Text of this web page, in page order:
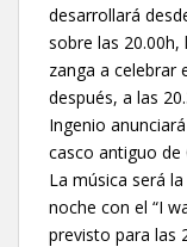
desarrollará
sobre las
zanga a celebrar
después, a las
Ingenio
casco antiguo de
La música será
noche con el “I
previsto para las